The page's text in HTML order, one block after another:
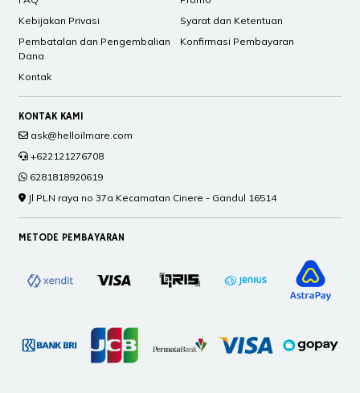
Kebijakan Privasi
Syarat dan Ketentuan
Pembatalan dan Pengembalian
Dana
Konfirmasi Pembayaran
Kontak
KONTAK KAMI
ask@helloilmare.com
+622121276708
6281818920619
Jl PLN raya no 37a Kecamatan Cinere - Gandul 16514
METODE PEMBAYARAN